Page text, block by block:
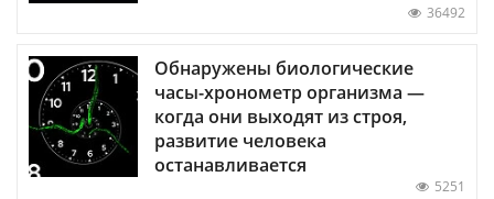
36492
Обнаружены биологические
часы-хронометр организма —
когда они выходят из строя,
развитие человека
останавливается
5251